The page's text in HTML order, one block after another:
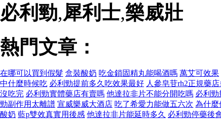
必利勁,犀利士,樂威壯
熱門文章：
在哪可以買到假髮 盒裝酸奶 吃金鎖固精丸能喝酒嗎 萬艾可效果
中什麼時候吃 必利勁提前多久吃效果最好 人參皂苷rh2正規藥
沒吃完 必利勁實體藥店有賣嗎 他達拉非片不能分開吃嗎 必利
勁副作用太離譜 宣威樂威大酒店 吃了希愛力能做五六次 為什麼
酸奶 藍p雙效真實用後感 他達拉非片能延時多久 必利勁停藥後